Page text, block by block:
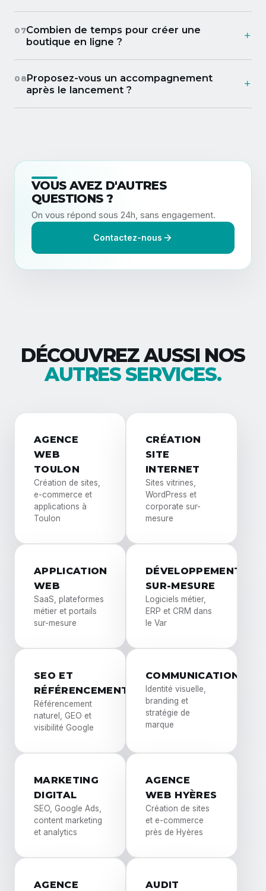
07Combien de temps pour créer une
boutique en ligne ?
08Proposez-vous un accompagnement
après le lancement ?
VOUS AVEZ D'AUTRES
QUESTIONS ?
On vous répond sous 24h, sans engagement.
Contactez-nous
DÉCOUVREZ AUSSI NOS
AUTRES SERVICES.
AGENCE
WEB
TOULON
Création de sites,
e-commerce et
applications à
Toulon
CRÉATION
SITE
INTERNET
Sites vitrines,
WordPress et
corporate sur-
mesure
APPLICATION
WEB
SaaS, plateformes
métier et portails
sur-mesure
DÉVELOPPEMENT
SUR-MESURE
Logiciels métier,
ERP et CRM dans
le Var
SEO ET
RÉFÉRENCEMENT
Référencement
naturel, GEO et
visibilité Google
COMMUNICATION
Identité visuelle,
branding et
stratégie de
marque
MARKETING
DIGITAL
SEO, Google Ads,
content marketing
et analytics
AGENCE
WEB HYÈRES
Création de sites
et e-commerce
près de Hyères
AGENCE
AUDIT